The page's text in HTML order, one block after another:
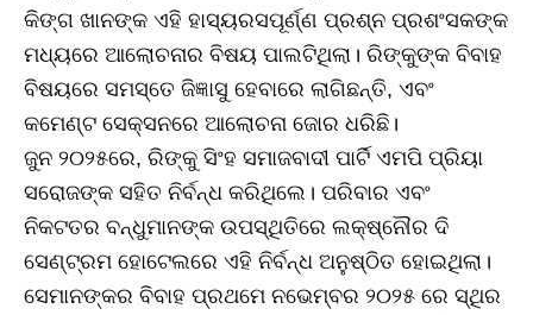
କିଙ୍ଗ ଖାନଙ୍କ ଏହି ହାସ୍ୟରସପୂର୍ଣ୍ଣ ପ୍ରଶ୍ନ ପ୍ରଶଂସକଙ୍କ
ମଧ୍ୟରେ ଆଲୋଚନାର ବିଷୟ ପାଲଟିଥିଲା। ରିଙ୍କୁଙ୍କ ବିବାହ
ବିଷୟରେ ସମସ୍ତେ ଜିଜ୍ଞାସୁ ହେବାରେ ଲାଗିଛନ୍ତି, ଏବଂ
କମେଣ୍ଟ ସେକ୍ସନରେ ଆଲୋଚନା ଜୋର ଧରିଛି।
ଜୁନ ୨୦୨୫ରେ, ରିଙ୍କୁ ସିଂହ ସମାଜବାଦୀ ପାର୍ଟି ଏମପି ପ୍ରିୟା
ସରୋଜଙ୍କ ସହିତ ନିର୍ବନ୍ଧ କରିଥିଲେ। ପରିବାର ଏବଂ
ନିକଟତର ବନ୍ଧୁମାନଙ୍କ ଉପସ୍ଥିତିରେ ଲକ୍ଷ୍ନୌର ଦି
ସେଣ୍ଟ୍ରମ ହୋଟେଲରେ ଏହି ନିର୍ବନ୍ଧ ଅନୁଷ୍ଠିତ ହୋଇଥିଲା।
ସେମାନଙ୍କର ବିବାହ ପ୍ରଥମେ ନଭେମ୍ବର ୨୦୨୫ ରେ ସ୍ଥିର